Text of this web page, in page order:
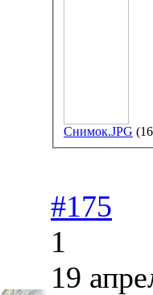
Снимок.JPG
#175
1
19